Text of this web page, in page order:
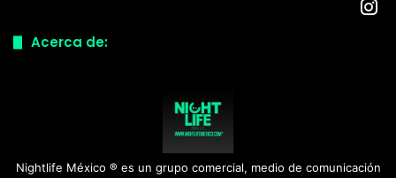
Acerca de:
Nightlife México ® es un grupo comercial, medio de comunicación